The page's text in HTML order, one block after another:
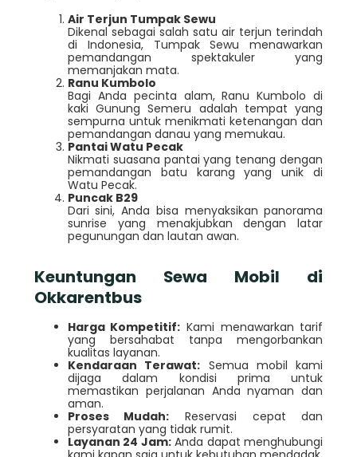
Air Terjun Tumpak Sewu
Dikenal sebagai salah satu air terjun terindah
di Indonesia, Tumpak Sewu menawarkan
pemandangan spektakuler yang
memanjakan mata.
Ranu Kumbolo
Bagi Anda pecinta alam, Ranu Kumbolo di
kaki Gunung Semeru adalah tempat yang
sempurna untuk menikmati ketenangan dan
pemandangan danau yang memukau.
Pantai Watu Pecak
Nikmati suasana pantai yang tenang dengan
pemandangan batu karang yang unik di
Watu Pecak.
Puncak B29
Dari sini, Anda bisa menyaksikan panorama
sunrise yang menakjubkan dengan latar
pegunungan dan lautan awan.
Keuntungan Sewa Mobil di
Okkarentbus
Harga Kompetitif: Kami menawarkan tarif
yang bersahabat tanpa mengorbankan
kualitas layanan.
Kendaraan Terawat: Semua mobil kami
dijaga dalam kondisi prima untuk
memastikan perjalanan Anda nyaman dan
aman.
Proses Mudah: Reservasi cepat dan
persyaratan yang tidak rumit.
Layanan 24 Jam:Anda dapat menghubungi